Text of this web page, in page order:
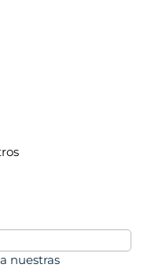
nuestras